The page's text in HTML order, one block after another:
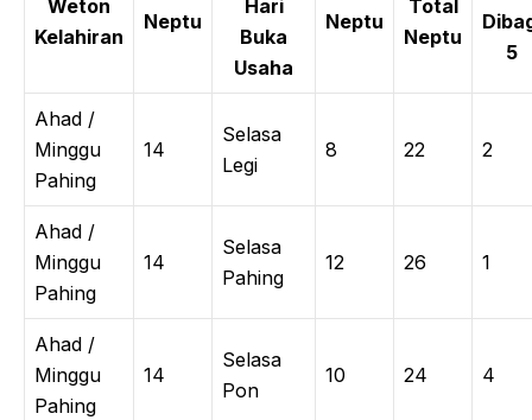
Weton
Kelahiran
Neptu
Hari
Buka
Usaha
Neptu
Total
Neptu
5
Ahad /
Minggu
Pahing
14
Selasa
Legi
8 22 2
Ahad /
Minggu
Pahing
14
Selasa
Pahing
12 26 1
Ahad /
Minggu
Pahing
14
Selasa
Pon
10 24 4